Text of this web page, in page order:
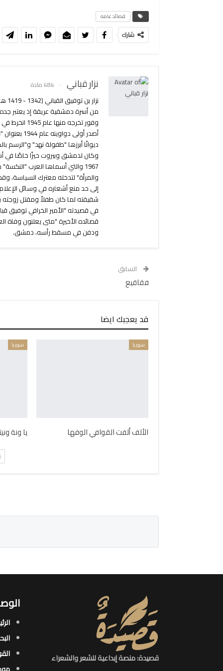
قصائد عامه
شارك
نزار قباني 484 مادة
من أسرة دمشقية عريقة إذ يعتبر
ديوانًا أبرزها "طفولة نهد" و"الرسم
وكان لدمشق وبيروت حيزًا خاصًا في
1967 والتي أسماها العرب
والمرأة" لتدخله معترك السياسة،
إلى حد منع أشعاره في وسائل
شقيقته لما كان طفلاً ومقتل زوجته
في قصيدته "الأمير الخرافي توفيق
ودفن في مسقط رأسه، دمشق.
السابق
فقاقيع
قد يعجبك ايضا
سوريا
الألف ألفت القوافي الوفها
سوريا
يا ونة
قصيدة: منصة إبداعية للشعر والشعراء